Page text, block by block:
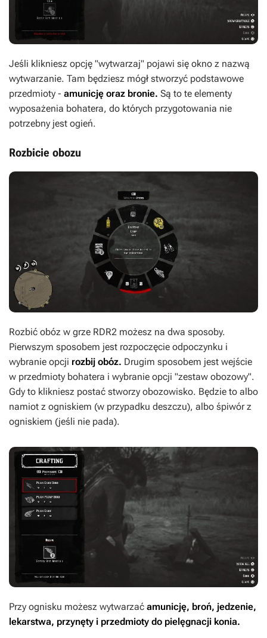
Jeśli klikniesz opcję "wytwarzaj" pojawi się okno z nazwą
wytwarzanie. Tam będziesz mógł stworzyć podstawowe
przedmioty - amunicję oraz bronie. Są to te elementy
wyposażenia bohatera, do których przygotowania nie
potrzebny jest ogień.
Rozbicie obozu
Rozbić obóz w grze RDR2 możesz na dwa sposoby.
Pierwszym sposobem jest rozpoczęcie odpoczynku i
wybranie opcji rozbij obóz. Drugim sposobem jest wejście
w przedmioty bohatera i wybranie opcji "zestaw obozowy".
Gdy to klikniesz postać stworzy obozowisko. Będzie to albo
namiot z ogniskiem (w przypadku deszczu), albo śpiwór z
ogniskiem (jeśli nie pada).
Przy ognisku możesz wytwarzać amunicję, broń, jedzenie,
lekarstwa, przynęty i przedmioty do pielęgnacji konia.